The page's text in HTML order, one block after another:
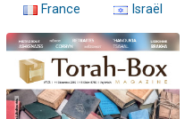
France
Israël